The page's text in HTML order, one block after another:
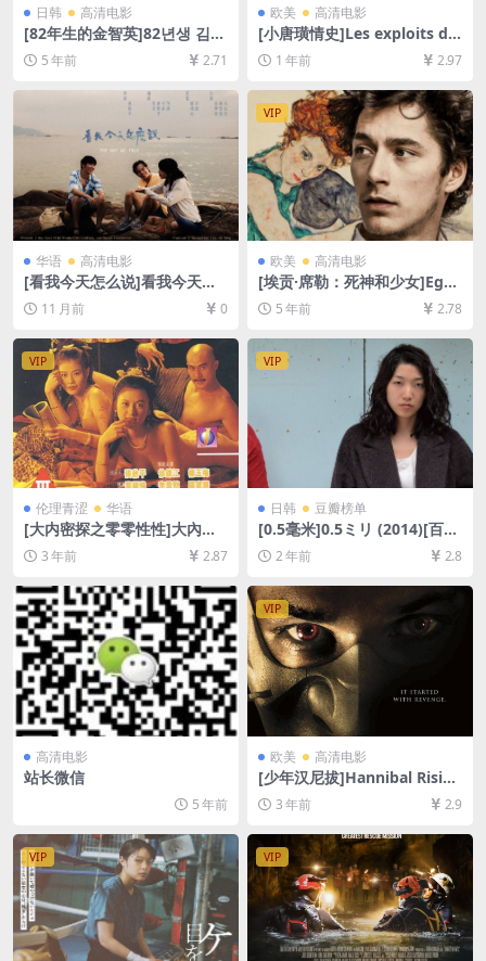
日韩 高清电影
[82年生的金智英]82년생 김지
영 (2019)[百度网盘+夸克网盘
+迅雷云盘资源1080P超清未
删减][MP4/7.2GB][韩语中字]
5 年前 2.71
欧美 高清电影
[小唐璜情史]Les exploits d’u
n jeune Don Juan (1987)[百
度网盘+夸克网盘1080P超清
未删减资源][网盘在线播放/下
载][MP4/6.5GB][中英字幕]
1 年前 2.97
华语 高清电影
[看我今天怎么说]看我今天怎
麼說 (2024)[百度网盘+夸克网
盘1080P超清未删减资源][网
B][粤语中字]
11 月前 0
VIP
欧美 高清电影
[埃贡·席勒：死神和少女]Ego
n Schiele: Tod und Mädche
n (2016)[百度网盘+迅雷云盘
7.0GB][原声中字]
5 年前 2.78
VIP
伦理青涩 华语
[大内密探之零零性性]大內密
探之靈靈性性 (1996)[百度网
盘+夸克网盘1080P超清未删
减资源][网盘下载][MP4/6GB]
[粤语中字]【手机/平板无法在
线播放，请使用电脑下载防和
谐压缩包（含解压密码）】
3 年前 2.87
VIP
日韩 豆瓣榜单
[0.5毫米]0.5ミリ (2014)[百度
网盘+夸克网盘1080P超清未
删减资源][网盘在线播放/下
载][MP4/12GB][中文字幕]
2 年前 2.8
高清电影
站长微信
5 年前
VIP
欧美 高清电影
[少年汉尼拔]Hannibal Rising
(2007)[百度网盘+迅雷云盘资
源1080P超清未删减][MP4/7
GB][中英字幕]
3 年前 2.9
VIP VIP